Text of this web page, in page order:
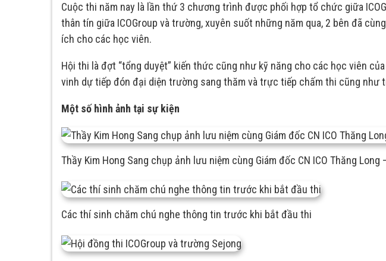
Cuộc thi năm nay là lần thứ 3 chương trình được phối hợp tổ chức giữa
thân tín giữa ICOGroup và trường, xuyên suốt những năm qua, 2 bên đã
ích cho các học viên.
Hội thi là đợt “tổng duyệt” kiến thức cũng như kỹ năng cho các học viên của
vinh dự tiếp đón đại diện trường sang thăm và trực tiếp chấm thi cũng như
Một số hình ảnh tại sự kiện
Thầy Kim Hong Sang chụp ảnh lưu niệm cùng Giám đốc CN ICO Thăng Long
Các thí sinh chăm chú nghe thông tin trước khi bắt đầu thi